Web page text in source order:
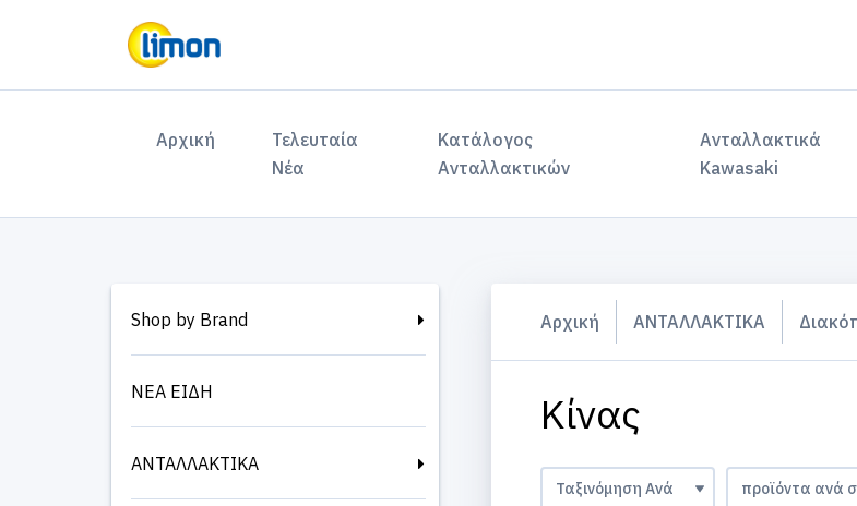
Αρχική (current)Τελευταία
Νέα
Κατάλογος
Ανταλλακτικών
Ανταλλακτικά
Kawasaki
Shop by Brand
ΝΕΑ ΕΙΔΗ
ΑΝΤΑΛΛΑΚΤΙΚΑ
Αρχική ΑΝΤΑΛΛΑΚΤΙΚΑ
Κίνας